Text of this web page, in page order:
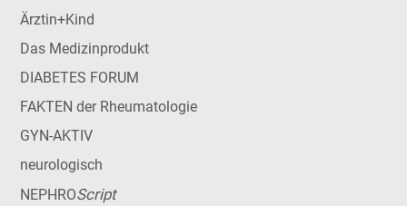
Ärztin+Kind
Das Medizinprodukt
DIABETES FORUM
FAKTEN der Rheumatologie
GYN-AKTIV
neurologisch
NEPHROScript